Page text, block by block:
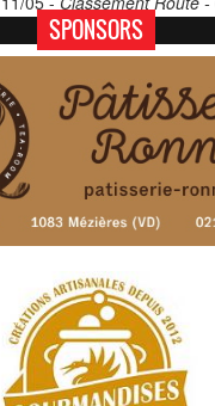
Porsel (TdC #4)
07/05 - Classement Route -
Pléiades (GdR #3)
23/04 - Classement Route -
Moléson (TdC #3)
14/04 -Photos -Les
14/04 -Classement Route -
Semsales (TdC #2)
SPONSORS